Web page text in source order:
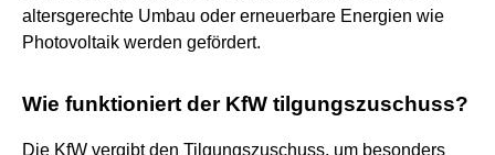
altersgerechte Umbau oder erneuerbare Energien wie
Photovoltaik werden gefördert.
Wie funktioniert der KfW tilgungszuschuss?
Die KfW vergibt den Tilgungszuschuss, um besonders